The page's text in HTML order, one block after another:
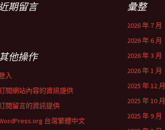
期留言 彙整
2026 年 7 月
2026 年 6 月
2026 年 3 月
2026 年 1 月
2025 年 12 月
2025 年 10 月
2025 年 9 月
其他操作
入
閱網站內容的資訊提供
閱留言的資訊提供
台灣繁體中文